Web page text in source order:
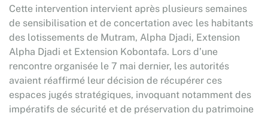
Cette intervention intervient après plusieurs semaines
de sensibilisation et de concertation avec les habitants
des lotissements de Mutram, Alpha Djadi, Extension
Alpha Djadi et Extension Kobontafa. Lors d’une
rencontre organisée le 7 mai dernier, les autorités
avaient réaffirmé leur décision de récupérer ces
espaces jugés stratégiques, invoquant notamment des
impératifs de sécurité et de préservation du patrimoine